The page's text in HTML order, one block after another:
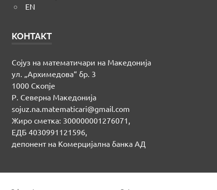
EN
КОНТАКТ
Сојуз на математичари на Македонија
ул. „Архимедова“ бр. 3
1000 Скопје
Р. Северна Македонија
sojuz.na.matematicari@gmail.com
Жиро сметка: 300000001276071,
ЕДБ 4030991121596,
депонент на Комерцијална банка АД